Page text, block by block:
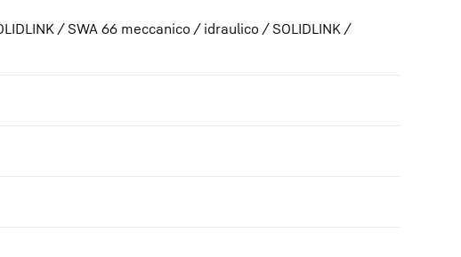
/ SWA 66 meccanico / idraulico / SOLIDLINK /